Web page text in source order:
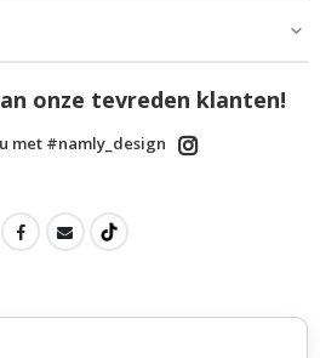
onze tevreden klanten!
met #namly_design